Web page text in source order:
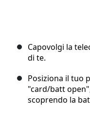
Capovolgi la
di te.
Posiziona il tuo
"card/batt
scoprendo la